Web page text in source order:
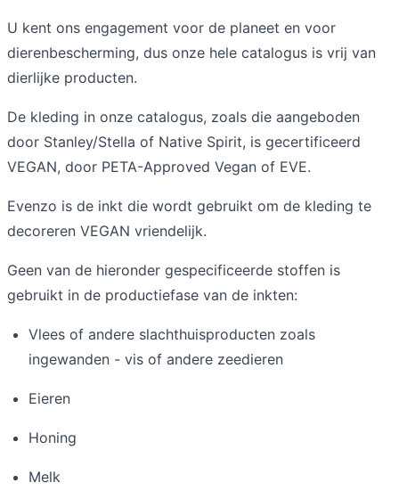
U kent ons engagement voor de planeet en voor
dierenbescherming, dus onze hele catalogus is vrij van
dierlijke producten.
De kleding in onze catalogus, zoals die aangeboden
door Stanley/Stella of Native Spirit, is gecertificeerd
VEGAN, door PETA-Approved Vegan of EVE.
Evenzo is de inkt die wordt gebruikt om de kleding te
decoreren VEGAN vriendelijk.
Geen van de hieronder gespecificeerde stoffen is
gebruikt in de productiefase van de inkten:
Vlees of andere slachthuisproducten zoals
ingewanden - vis of andere zeedieren
Eieren
Honing
Melk